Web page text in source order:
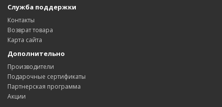
Служба поддержки
Контакты
Возврат товара
Карта сайта
Дополнительно
Производители
Подарочные сертификаты
Партнерская программа
Акции